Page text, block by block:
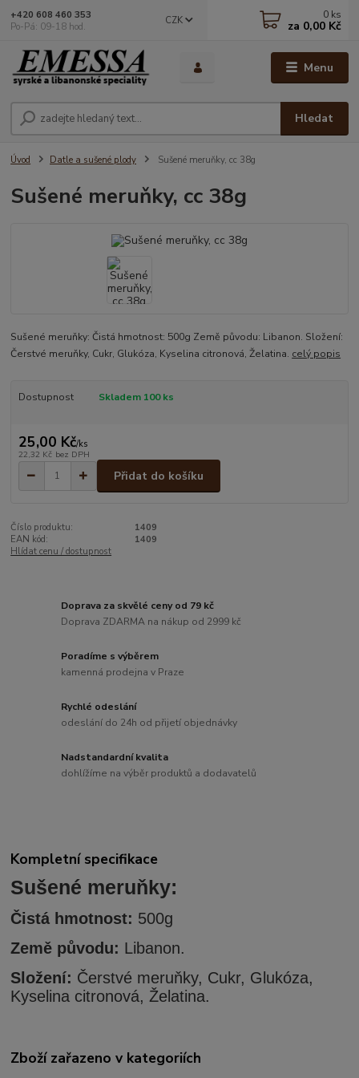
Menu
CZK
Hledat
+420 608 460 353
Po-Pá: 09-18 hod.
0 ks
za 0,00 Kč
Úvod Datle a sušené plody Sušené meruňky, cc 38g
Sušené meruňky, cc 38g
Sušené meruňky: Čistá hmotnost: 500g Země původu: Libanon. Složení:
Čerstvé meruňky, Cukr, Glukóza, Kyselina citronová, Želatina. celý popis
Dostupnost Skladem 100 ks
25,00 Kč/ks
22,32 Kč bez DPH
Přidat do košíku
Číslo produktu:
1409
EAN kód:
1409
Hlídat cenu / dostupnost
Doprava za skvělé ceny od 79 kč
Doprava ZDARMA na nákup od 2999 kč
Poradíme s výběrem
kamenná prodejna v Praze
Rychlé odeslání
odeslání do 24h od přijetí objednávky
Nadstandardní kvalita
dohlížíme na výběr produktů a dodavatelů
Kompletní specifikace
Sušené meruňky:
Čistá hmotnost: 500g
Země původu: Libanon.
Složení: Čerstvé meruňky, Cukr, Glukóza,
Kyselina citronová, Želatina.
Zboží zařazeno v kategoriích